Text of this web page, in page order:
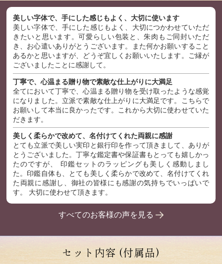
美しい字体で、手にした感じもよく、大切に使います
美しい字体で、手にした感じもよく、大切につかわせていただ
きたいと思います。可愛らしい包装と、朱肉もご同封いただ
き、お心遣いありがとうございます。また何かお願いすること
あるかと思いますが、どうぞ宜しくお願いいたします。ご縁が
ございましたことに感謝して。
丁寧で、心温まる贈り物で素敵な仕上がりに大満足
全てにおいて丁寧で、心温まる贈り物を受け取ったような感覚
になりました。立派で素敵な仕上がりに大満足です。こちらで
お願いして本当に良かったです。これから大切に使わせていた
だきます。
美しく柔らかで改めて、名付けてくれた両親に感謝
とても立派で美しい実印と銀行印を作って頂きまして、ありが
とうございました。丁寧な鑑定書や保証書もとっても嬉しかっ
たのですが、 印鑑セットのラッピングも美しく感動しまし
た。印鑑自体も、とても美しく柔らかで改めて、名付けてくれ
た両親に感謝し、御社の皆様にも感謝の気持ちでいっぱいで
す。 大切に使わせて頂きます。
すべてのお客様の声を見る
セット内容 (付属品)